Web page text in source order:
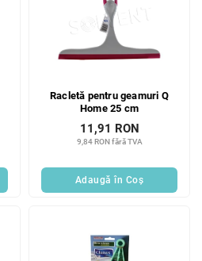
Racletă pentru geamuri Q
Home 25 cm
9,84 RON fără TVA
11,91 RON
Adaugă în Coş